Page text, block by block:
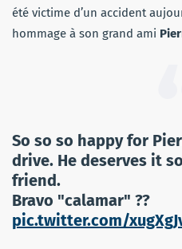
été victime d’un accident
hommage à son grand ami
So so so happy for
drive. He deserves it
friend.
Bravo "calamar" ??
pic.twitter.com/